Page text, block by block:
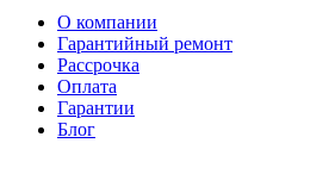
О компании
Гарантийный ремонт
Рассрочка
Оплата
Гарантии
Блог